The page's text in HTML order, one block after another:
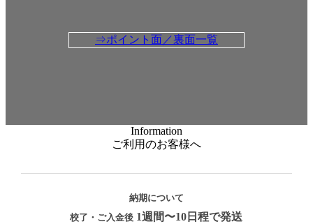
⇒ポイント面／裏面一覧
Information
ご利用のお客様へ
納期について
校了・ご入金後 1週間〜10日程で発送